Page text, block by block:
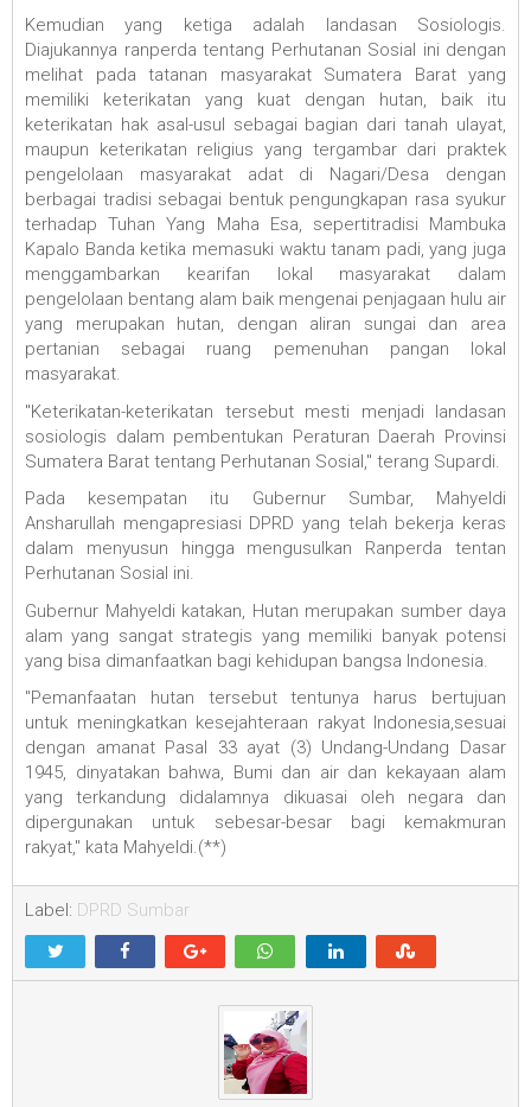
Kemudian yang ketiga adalah landasan Sosiologis.
Diajukannya ranperda tentang Perhutanan Sosial ini dengan
melihat pada tatanan masyarakat Sumatera Barat yang
memiliki keterikatan yang kuat dengan hutan, baik itu
keterikatan hak asal-usul sebagai bagian dari tanah ulayat,
maupun keterikatan religius yang tergambar dari praktek
pengelolaan masyarakat adat di Nagari/Desa dengan
berbagai tradisi sebagai bentuk pengungkapan rasa syukur
terhadap Tuhan Yang Maha Esa, sepertitradisi Mambuka
Kapalo Banda ketika memasuki waktu tanam padi, yang juga
menggambarkan kearifan lokal masyarakat dalam
pengelolaan bentang alam baik mengenai penjagaan hulu air
yang merupakan hutan, dengan aliran sungai dan area
pertanian sebagai ruang pemenuhan pangan lokal
masyarakat.
"Keterikatan-keterikatan tersebut mesti menjadi landasan
sosiologis dalam pembentukan Peraturan Daerah Provinsi
Sumatera Barat tentang Perhutanan Sosial," terang Supardi.
Pada kesempatan itu Gubernur Sumbar, Mahyeldi
Ansharullah mengapresiasi DPRD yang telah bekerja keras
dalam menyusun hingga mengusulkan Ranperda tentan
Perhutanan Sosial ini.
Gubernur Mahyeldi katakan, Hutan merupakan sumber daya
alam yang sangat strategis yang memiliki banyak potensi
yang bisa dimanfaatkan bagi kehidupan bangsa Indonesia.
"Pemanfaatan hutan tersebut tentunya harus bertujuan
untuk meningkatkan kesejahteraan rakyat Indonesia,sesuai
dengan amanat Pasal 33 ayat (3) Undang-Undang Dasar
1945, dinyatakan bahwa, Bumi dan air dan kekayaan alam
yang terkandung didalamnya dikuasai oleh negara dan
dipergunakan untuk sebesar-besar bagi kemakmuran
rakyat," kata Mahyeldi.(**)
Label: DPRD Sumbar